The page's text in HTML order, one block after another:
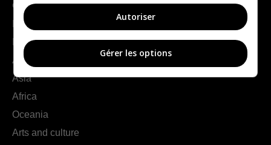
Geography
France
Europe
Americas
Asia
Africa
Oceania
Arts and culture
Autoriser
Gérer les options